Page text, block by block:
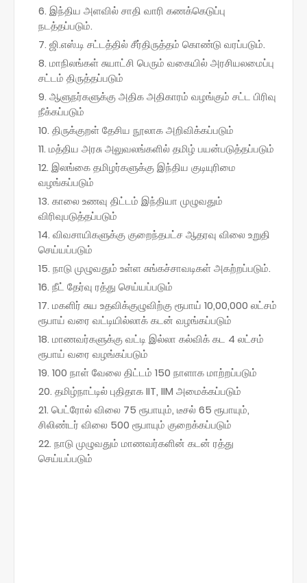
இந்திய அளவில் சாதி வாரி கணக்கெடுப்பு
நடத்தப்படும்.
ஜி.எஸ்.டி சட்டத்தில் சீர்திருத்தம் கொண்டு வரப்படும்.
மாநிலங்கள் சுயாட்சி பெரும் வகையில் அரசியலமைப்பு
சட்டம் திருத்தப்படும்
ஆளுநர்களுக்கு அதிக அதிகாரம் வழங்கும் சட்ட பிரிவு
நீக்கப்படும்
திருக்குறள் தேசிய நூலாக அறிவிக்கப்படும்
மத்திய அரசு அலுவலங்களில் தமிழ் பயன்படுத்தப்படும்
இலங்கை தமிழர்களுக்கு இந்திய குடியுரிமை
வழங்கப்படும்
காலை உணவு திட்டம் இந்தியா முழுவதும்
விரிவுபடுத்தப்படும்
விவசாயிகளுக்கு குறைந்தபட்ச ஆதரவு விலை உறுதி
செய்யப்படும்
நாடு முழுவதும் உள்ள சுங்கச்சாவடிகள் அகற்றப்படும்.
நீட் தேர்வு ரத்து செய்யப்படும்
மகளிர் சுய உதவிக்குழுவிற்கு ரூபாய் 10,00,000 லட்சம்
ரூபாய் வரை வட்டியில்லாக் கடன் வழங்கப்படும்
மாணவர்களுக்கு வட்டி இல்லா கல்விக் கட 4 லட்சம்
ரூபாய் வரை வழங்கப்படும்
100 நாள் வேலை திட்டம் 150 நாளாக மாற்றப்படும்
தமிழ்நாட்டில் புதிதாக IIT, IIM அமைக்கப்படும்
பெட்ரோல் விலை 75 ரூபாயும், டீசல் 65 ரூபாயும்,
சிலிண்டர் விலை 500 ரூபாயும் குறைக்கப்படும்
நாடு முழுவதும் மாணவர்களின் கடன் ரத்து
செய்யப்படும்